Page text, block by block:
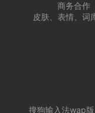
商务合作
皮肤、表情、词
搜狗输入法wap版